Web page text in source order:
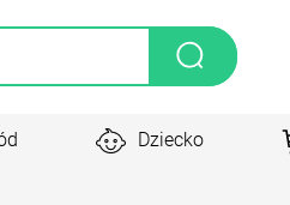
Dziecko